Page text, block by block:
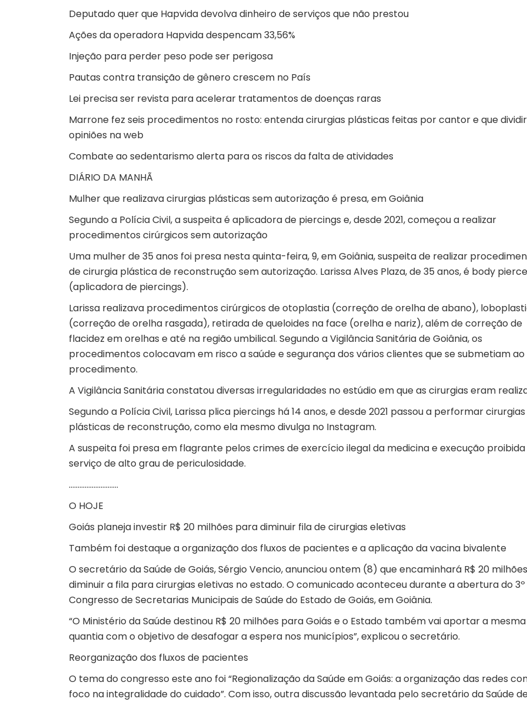
Deputado quer que Hapvida devolva dinheiro de serviços que não prestou
Ações da operadora Hapvida despencam 33,56%
Injeção para perder peso pode ser perigosa
Pautas contra transição de gênero crescem no País
Lei precisa ser revista para acelerar tratamentos de doenças raras
Marrone fez seis procedimentos no rosto: entenda cirurgias plásticas feitas por cantor e que
opiniões na web
Combate ao sedentarismo alerta para os riscos da falta de atividades
DIÁRIO DA MANHÃ
Mulher que realizava cirurgias plásticas sem autorização é presa, em Goiânia
Segundo a Polícia Civil, a suspeita é aplicadora de piercings e, desde 2021, começou a realizar
procedimentos cirúrgicos sem autorização
Uma mulher de 35 anos foi presa nesta quinta-feira, 9, em Goiânia, suspeita de realizar
de cirurgia plástica de reconstrução sem autorização. Larissa Alves Plaza, de 35 anos, é body
(aplicadora de piercings).
Larissa realizava procedimentos cirúrgicos de otoplastia (correção de orelha de abano),
(correção de orelha rasgada), retirada de queloides na face (orelha e nariz), além de correção de
flacidez em orelhas e até na região umbilical. Segundo a Vigilância Sanitária de Goiânia, os
procedimentos colocavam em risco a saúde e segurança dos vários clientes que se submetiam ao
procedimento.
A Vigilância Sanitária constatou diversas irregularidades no estúdio em que as cirurgias eram
Segundo a Polícia Civil, Larissa plica piercings há 14 anos, e desde 2021 passou a performar cirurgias
plásticas de reconstrução, como ela mesmo divulga no Instagram.
A suspeita foi presa em flagrante pelos crimes de exercício ilegal da medicina e execução
serviço de alto grau de periculosidade.
……………………….
O HOJE
Goiás planeja investir R$ 20 milhões para diminuir fila de cirurgias eletivas
Também foi destaque a organização dos fluxos de pacientes e a aplicação da vacina bivalente
O secretário da Saúde de Goiás, Sérgio Vencio, anunciou ontem (8) que encaminhará R$ 20
diminuir a fila para cirurgias eletivas no estado. O comunicado aconteceu durante a abertura do 3º
Congresso de Secretarias Municipais de Saúde do Estado de Goiás, em Goiânia.
“O Ministério da Saúde destinou R$ 20 milhões para Goiás e o Estado também vai aportar a mesma
quantia com o objetivo de desafogar a espera nos municípios”, explicou o secretário.
Reorganização dos fluxos de pacientes
O tema do congresso este ano foi “Regionalização da Saúde em Goiás: a organização das redes
foco na integralidade do cuidado”. Com isso, outra discussão levantada pelo secretário da Saúde